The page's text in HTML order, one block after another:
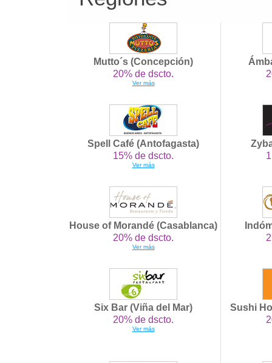
Mutto´s (Concepción)
20% de dscto.
Ver más
Spell Café (Antofagasta)
15% de dscto.
Ver más
House of Morandé (Casablanca)
20% de dscto.
Ver más
Six Bar (Viña del Mar)
20% de dscto.
Ver más
Sushi